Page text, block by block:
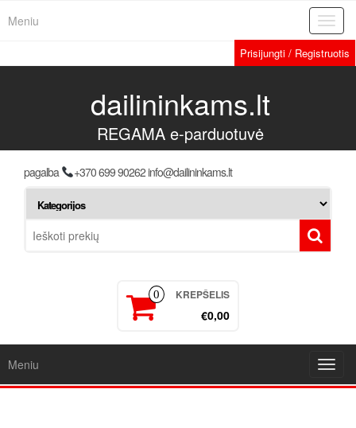
Meniu
Prisijungti / Registruotis
dailininkams.lt
REGAMA e-parduotuvė
pagalba +370 699 90262 info@dailininkams.lt
0 KREPŠELIS
€0,00
Meniu